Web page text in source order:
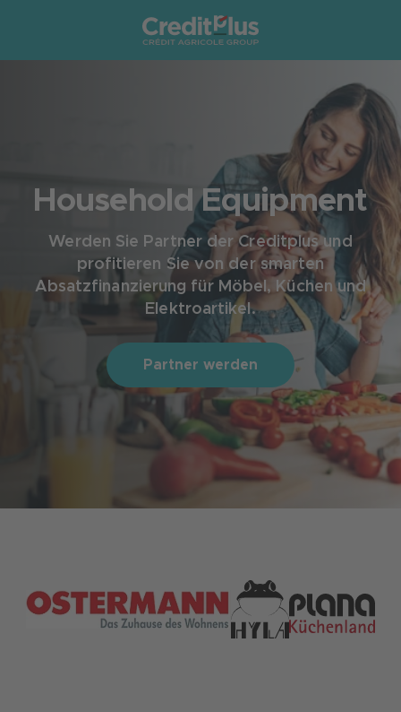
Household Equipment
Werden Sie Partner der Creditplus und
profitieren Sie von der smarten
Absatzfinanzierung für Möbel, Küchen und
Elektroartikel.
Partner werden